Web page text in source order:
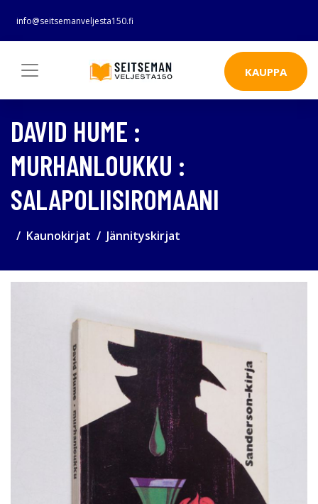
info@seitsemanveljesta150.fi
KAUPPA
DAVID HUME :
MURHANLOUKKU :
SALAPOLIISIROMAANI
Kaunokirjat Jännityskirjat